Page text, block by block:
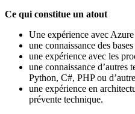
Ce qui constitue un atout
Une expérience avec
une connaissance des
une expérience avec les
une connaissance d’autres
Python, C#, PHP ou
une expérience en
prévente technique.